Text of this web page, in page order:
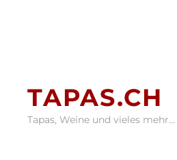
TAPAS.CH
Tapas, Weine und vieles mehr…